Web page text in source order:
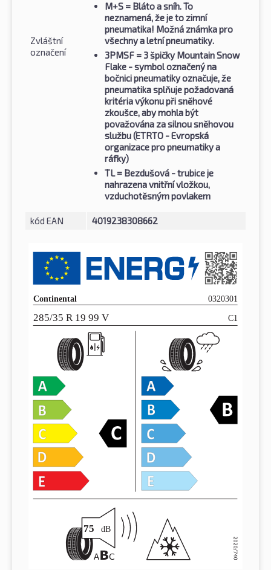
Zvláštní
označení
M+S = Bláto a sníh. To
neznamená, že je to zimní
pneumatika! Možná známka pro
všechny a letní pneumatiky.
3PMSF = 3 špičky Mountain Snow
Flake - symbol označený na
bočnici pneumatiky označuje, že
pneumatika splňuje požadovaná
kritéria výkonu při sněhové
zkoušce, aby mohla být
považována za silnou sněhovou
službu (ETRTO - Evropská
organizace pro pneumatiky a
ráfky)
TL= Bezdušová - trubice je
nahrazena vnitřní vložkou,
vzduchotěsným povlakem
kód EAN 4019238308662